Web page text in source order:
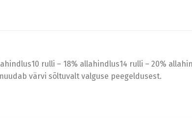
rulli – 18% allahindlus14 rulli – 20%
värvi sõltuvalt valguse peegeldusest.